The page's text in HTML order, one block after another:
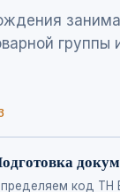
код ТН